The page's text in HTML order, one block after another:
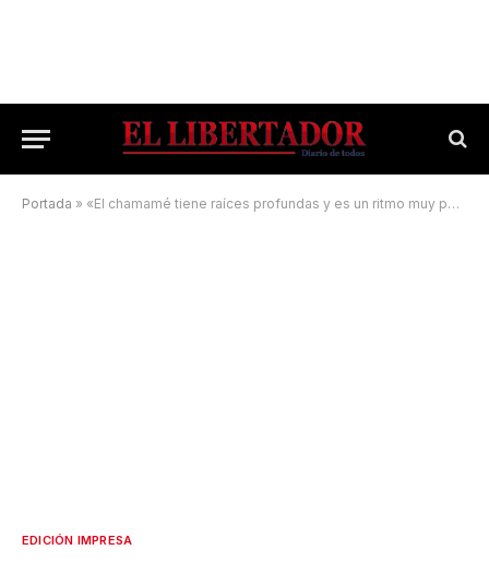
Portada » «El chamamé tiene raíces profundas y es un ritmo muy popular»
EDICIÓN IMPRESA